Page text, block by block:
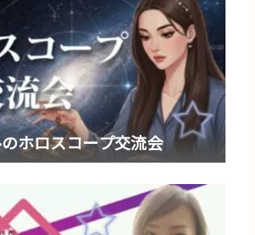
ホロスコープ交流会